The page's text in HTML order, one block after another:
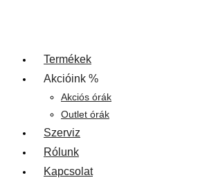
Termékek
Akcióink %
Akciós órák
Outlet órák
Szerviz
Rólunk
Kapcsolat